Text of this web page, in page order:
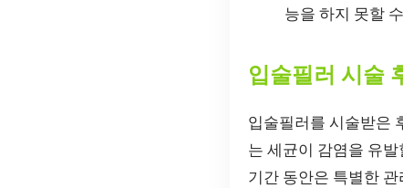
능을 하지 못할
입술필러 시술
입술필러를 시술받은
는 세균이 감염을 유
기간 동안은 특별한